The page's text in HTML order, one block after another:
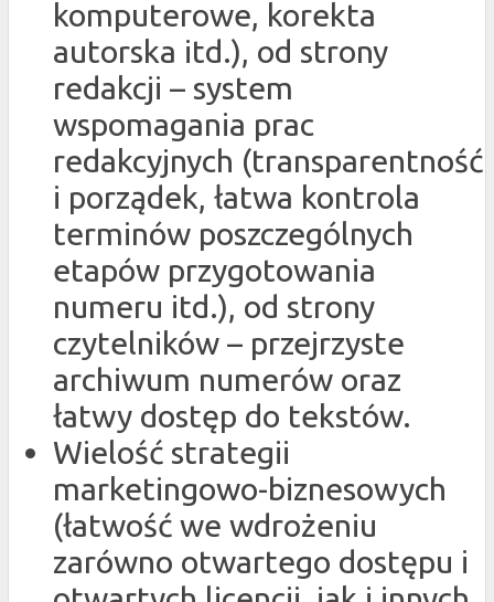
komputerowe, korekta
autorska itd.), od strony
redakcji – system
wspomagania prac
redakcyjnych (transparentność
i porządek, łatwa kontrola
terminów poszczególnych
etapów przygotowania
numeru itd.), od strony
czytelników – przejrzyste
archiwum numerów oraz
łatwy dostęp do tekstów.
Wielość strategii
marketingowo-biznesowych
(łatwość we wdrożeniu
zarówno otwartego dostępu i